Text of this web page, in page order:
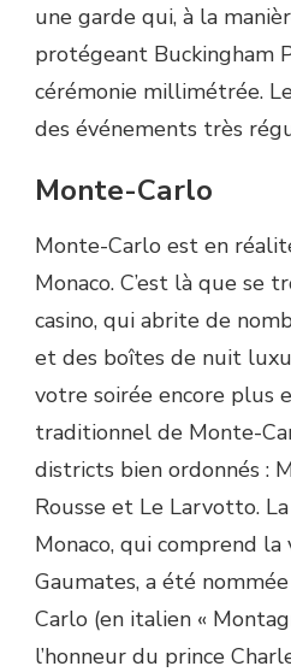
une garde qui, à la
protégeant Buckingham
cérémonie millimétrée.
des événements très
Monte-Carlo
Monte-Carlo est en
Monaco. C’est là que se
casino, qui abrite de
et des boîtes de nuit
votre soirée encore plus
traditionnel de Monte-
districts bien ordonnés :
Rousse et Le Larvotto.
Monaco, qui comprend
Gaumates, a été
Carlo (en italien «
l’honneur du prince